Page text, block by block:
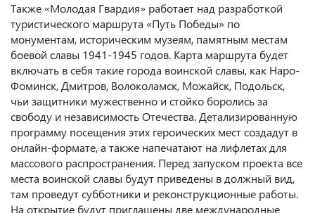
Также «Молодая Гвардия» работает над разработкой
туристического маршрута «Путь Победы» по
монументам, историческим музеям, памятным местам
боевой славы 1941-1945 годов. Карта маршрута будет
включать в себя такие города воинской славы, как Наро-
Фоминск, Дмитров, Волоколамск, Можайск, Подольск,
чьи защитники мужественно и стойко боролись за
свободу и независимость Отечества. Детализированную
программу посещения этих героических мест создадут в
онлайн-формате, а также напечатают на лифлетах для
массового распространения. Перед запуском проекта все
места воинской славы будут приведены в должный вид,
там проведут субботники и реконструкционные работы.
На открытие будут приглашены две международные